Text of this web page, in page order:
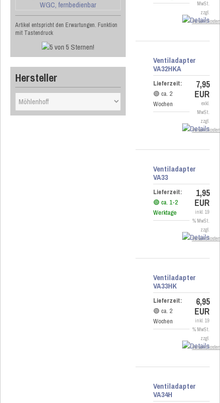
Artikel entspricht den Erwartungen. Funktion
mit Tastendruck
Hersteller
MwSt.
zzgl.
Versandkosten
Ventiladapter
VA32HKA
Lieferzeit:
🟢 ca. 2
Wochen
7,95
EUR
exkl.
MwSt.
zzgl.
Versandkosten
Ventiladapter
VA33
Lieferzeit:
🟢 ca. 1-2
Werktage
1,95
EUR
inkl. 19
% MwSt.
zzgl.
Versandkosten
Ventiladapter
VA33HK
Lieferzeit:
🟢 ca. 2
Wochen
6,95
EUR
inkl. 19
% MwSt.
zzgl.
Versandkosten
Ventiladapter
VA34H